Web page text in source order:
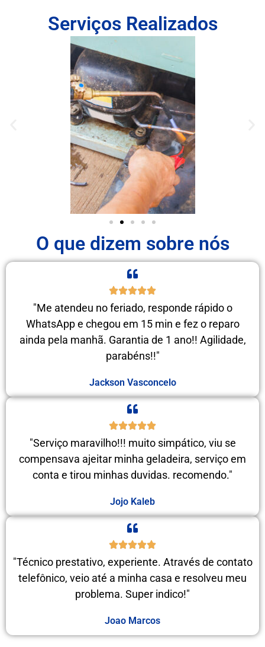
Serviços Realizados
O que dizem sobre nós
"Me atendeu no feriado, responde rápido o
WhatsApp e chegou em 15 min e fez o reparo
ainda pela manhã. Garantia de 1 ano!! Agilidade,
parabéns!!"
Jackson Vasconcelo
"Serviço maravilho!!! muito simpático, viu se
compensava ajeitar minha geladeira, serviço em
conta e tirou minhas duvidas. recomendo."
Jojo Kaleb
"Técnico prestativo, experiente. Através de contato
telefônico, veio até a minha casa e resolveu meu
problema. Super indico!"
Joao Marcos